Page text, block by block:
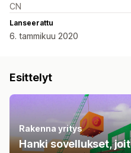
CN
Lanseerattu
6. tammikuu 2020
Esittelyt
Rakenna yritys
Hanki sovellukset,